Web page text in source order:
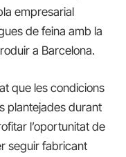
empresarial
de feina amb la
a Barcelona.
que les condicions
plantejades durant
l’oportunitat de
seguir fabricant